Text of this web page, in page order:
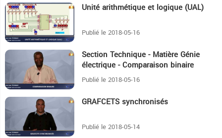
13:42 Unité arithmétique et logique (UAL)
Publié le 2018-05-16
Section Technique - Matière Génie
électrique - Comparaison binaire
Publié le 2018-05-16
GRAFCETS synchronisés
Publié le 2018-05-14